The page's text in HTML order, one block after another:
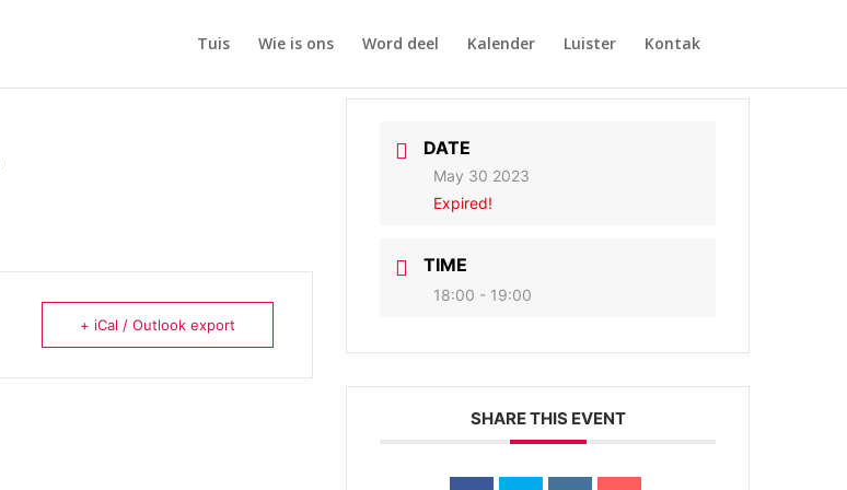
Tuis Wie is ons Word deel Kalender Luister Kontak
+ iCal / Outlook export
DATE
May 30 2023
Expired!
TIME
18:00 - 19:00
SHARE THIS EVENT